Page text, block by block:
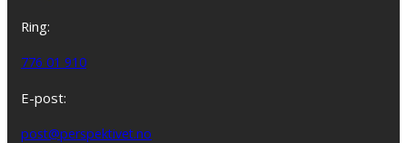
Ring:
776 01 910
E-post:
post@perspektivet.no